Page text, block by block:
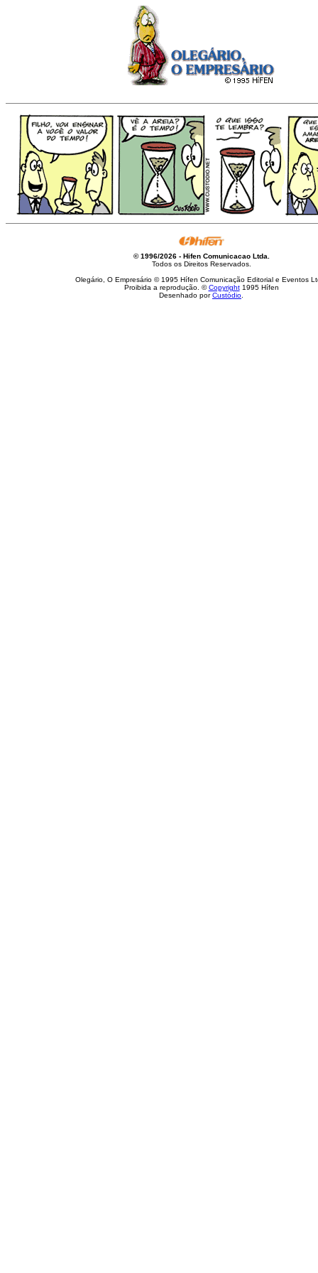
© 1996/2026 - Hifen Comunicacao Ltda.
Todos os Direitos Reservados.
Olegário, O Empresário © 1995 Hífen Comunicação Editorial e Eventos
Proibida a reprodução. ©Copyright1995 Hífen
Desenhado porCustódio